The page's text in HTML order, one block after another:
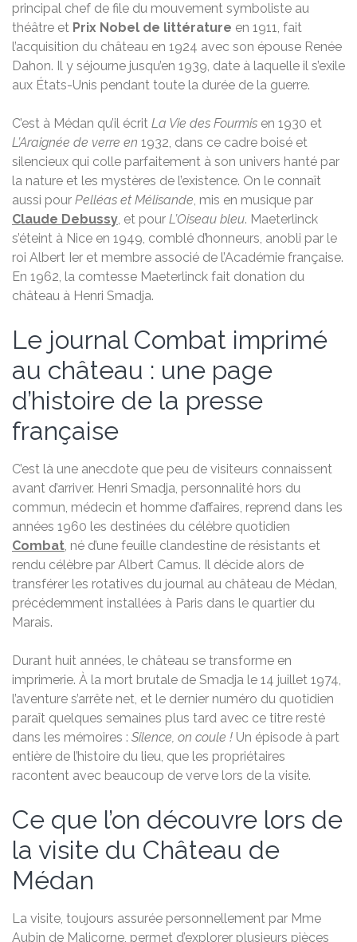
principal chef de file du mouvement symboliste au
théâtre et Prix Nobel de littérature en 1911, fait
l’acquisition du château en 1924 avec son épouse Renée
Dahon. Il y séjourne jusqu’en 1939, date à laquelle il s’exile
aux États-Unis pendant toute la durée de la guerre.
C’est à Médan qu’il écrit La Vie des Fourmis en 1930 et
L’Araignée de verre en 1932, dans ce cadre boisé et
silencieux qui colle parfaitement à son univers hanté par
la nature et les mystères de l’existence. On le connaît
aussi pour Pelléas et Mélisande, mis en musique par
Claude Debussy, et pour L’Oiseau bleu. Maeterlinck
s’éteint à Nice en 1949, comblé d’honneurs, anobli par le
roi Albert Ier et membre associé de l’Académie française.
En 1962, la comtesse Maeterlinck fait donation du
château à Henri Smadja.
Le journal Combat imprimé
au château : une page
d’histoire de la presse
française
C’est là une anecdote que peu de visiteurs connaissent
avant d’arriver. Henri Smadja, personnalité hors du
commun, médecin et homme d’affaires, reprend dans les
années 1960 les destinées du célèbre quotidien
Combat, né d’une feuille clandestine de résistants et
rendu célèbre par Albert Camus. Il décide alors de
transférer les rotatives du journal au château de Médan,
précédemment installées à Paris dans le quartier du
Marais.
Durant huit années, le château se transforme en
imprimerie. À la mort brutale de Smadja le 14 juillet 1974,
l’aventure s’arrête net, et le dernier numéro du quotidien
paraît quelques semaines plus tard avec ce titre resté
dans les mémoires : Silence, on coule ! Un épisode à part
entière de l’histoire du lieu, que les propriétaires
racontent avec beaucoup de verve lors de la visite.
Ce que l’on découvre lors de
la visite du Château de
Médan
La visite, toujours assurée personnellement par Mme
Aubin de Malicorne, permet d’explorer plusieurs pièces